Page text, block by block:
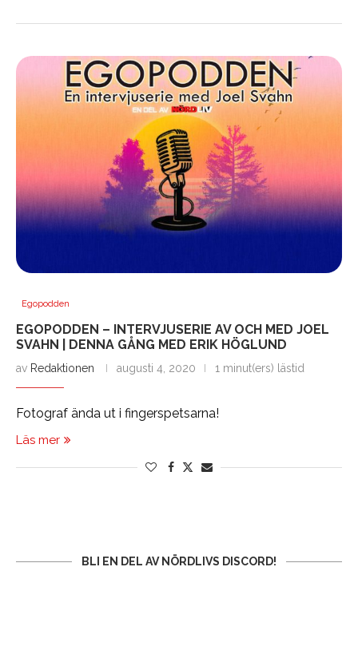
Egopodden
EGOPODDEN – INTERVJUSERIE AV OCH MED JOEL
SVAHN | DENNA GÅNG MED ERIK HÖGLUND
av Redaktionen augusti 4, 2020 1 minut(ers) lästid
Fotograf ända ut i fingerspetsarna!
Läs mer
BLI EN DEL AV NÖRDLIVS DISCORD!